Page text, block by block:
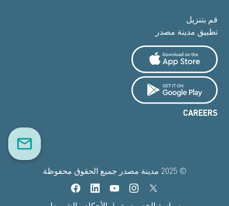
قم بتنزيل
تطبيق مدينة مصدر
CAREERS
© 2025 مدينة مصدر جميع الحقوق محفوظة